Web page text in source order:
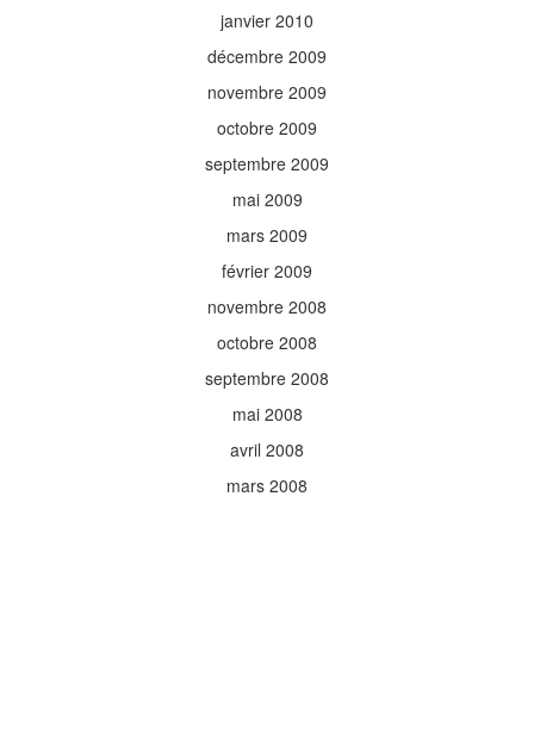
janvier 2010
décembre 2009
novembre 2009
octobre 2009
septembre 2009
mai 2009
mars 2009
février 2009
novembre 2008
octobre 2008
septembre 2008
mai 2008
avril 2008
mars 2008